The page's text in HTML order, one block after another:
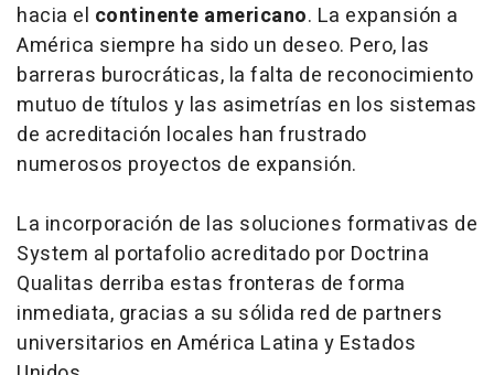
hacia el continente americano. La expansión a
América siempre ha sido un deseo. Pero, las
barreras burocráticas, la falta de reconocimiento
mutuo de títulos y las asimetrías en los sistemas
de acreditación locales han frustrado
numerosos proyectos de expansión.
La incorporación de las soluciones formativas de
System al portafolio acreditado por Doctrina
Qualitas derriba estas fronteras de forma
inmediata, gracias a su sólida red de partners
universitarios en América Latina y Estados